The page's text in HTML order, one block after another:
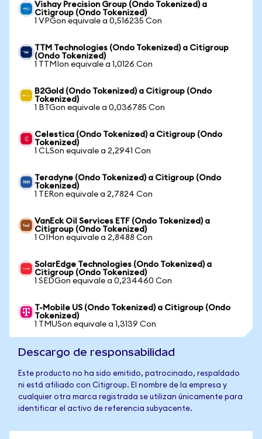
Vishay Precision Group (Ondo Tokenized) a
Citigroup (Ondo Tokenized)
1 VPGon equivale a 0,516235 Con
TTM Technologies (Ondo Tokenized) a Citigroup
(Ondo Tokenized)
1 TTMIon equivale a 1,0126 Con
B2Gold (Ondo Tokenized) a Citigroup (Ondo
Tokenized)
1 BTGon equivale a 0,036785 Con
Celestica (Ondo Tokenized) a Citigroup (Ondo
Tokenized)
1 CLSon equivale a 2,2941 Con
Teradyne (Ondo Tokenized) a Citigroup (Ondo
Tokenized)
1 TERon equivale a 2,7824 Con
VanEck Oil Services ETF (Ondo Tokenized) a
Citigroup (Ondo Tokenized)
1 OIHon equivale a 2,8488 Con
SolarEdge Technologies (Ondo Tokenized) a
Citigroup (Ondo Tokenized)
1 SEDGon equivale a 0,234460 Con
T-Mobile US (Ondo Tokenized) a Citigroup (Ondo
Tokenized)
1 TMUSon equivale a 1,3139 Con
Descargo de responsabilidad
Este producto no ha sido emitido, patrocinado, respaldado
ni está afiliado con Citigroup. El nombre de la empresa y
cualquier otra marca registrada se utilizan únicamente para
identificar el activo de referencia subyacente.